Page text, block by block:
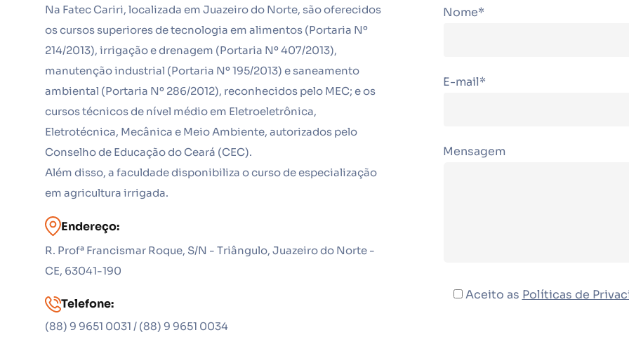
Na Fatec Cariri, localizada em Juazeiro do Norte, são oferecidos
os cursos superiores de tecnologia em alimentos (Portaria Nº
214/2013), irrigação e drenagem (Portaria Nº 407/2013),
manutenção industrial (Portaria Nº 195/2013) e saneamento
ambiental (Portaria Nº 286/2012), reconhecidos pelo MEC; e os
cursos técnicos de nível médio em Eletroeletrônica,
Eletrotécnica, Mecânica e Meio Ambiente, autorizados pelo
Conselho de Educação do Ceará (CEC).
Além disso, a faculdade disponibiliza o curso de especialização
em agricultura irrigada.
Endereço:
R. Profª Francismar Roque, S/N - Triângulo, Juazeiro do Norte -
CE, 63041-190
Telefone:
(88) 9 9651 0031 / (88) 9 9651 0034
Nome*
E-mail*
Mensagem
Aceito as Políticas de